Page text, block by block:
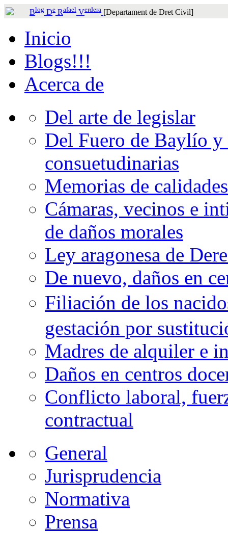
Blog De Rafael Verdera [Departament de Dret Civil]
Inicio
Blogs!!!
Acerca de
Del arte de legislar
Del Fuero de Baylío
consuetudinarias
Memorias de calidades
Cámaras, vecinos e
de daños morales
Ley aragonesa de
De nuevo, daños en
Filiación de los
gestación por
Madres de alquiler e
Daños en centros
Conflicto laboral,
contractual
General
Jurisprudencia
Normativa
Prensa